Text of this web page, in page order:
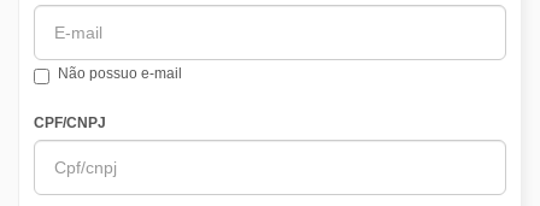
Não possuo e-mail
CPF/CNPJ